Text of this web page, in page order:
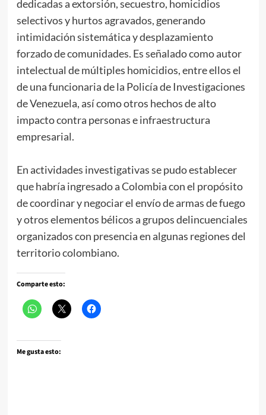
dedicadas a extorsión, secuestro, homicidios
selectivos y hurtos agravados, generando
intimidación sistemática y desplazamiento
forzado de comunidades. Es señalado como autor
intelectual de múltiples homicidios, entre ellos el
de una funcionaria de la Policía de Investigaciones
de Venezuela, así como otros hechos de alto
impacto contra personas e infraestructura
empresarial.
En actividades investigativas se pudo establecer
que habría ingresado a Colombia con el propósito
de coordinar y negociar el envío de armas de fuego
y otros elementos bélicos a grupos delincuenciales
organizados con presencia en algunas regiones del
territorio colombiano.
Comparte esto:
Me gusta esto: